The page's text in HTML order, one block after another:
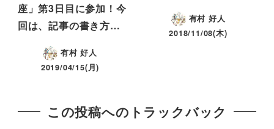
座」第3日目に参加！今
回は、記事の書き方…
有村 好人
2019/04/15(月)
有村 好人
2018/11/08(木)
この投稿へのトラックバック